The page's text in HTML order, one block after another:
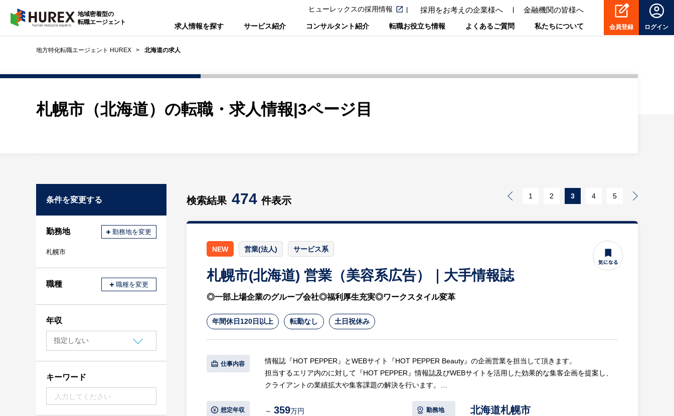
HUREX
地域密着型の
転職エージェント
ヒューレックスの採用情報 採用をお考えの企業様へ 金融機関の皆様へ
求人情報を探す サービス紹介 コンサルタント紹介 転職お役立ち情報 よくあるご質問 私たちについて 会員登録 ログイン
地方特化転職エージェント HUREX 北海道の求人
札幌市（北海道）の転職・求人情報|3ページ目
検索結果 474 件表示 1 2 3 4 5
NEW 営業(法人) サービス系
札幌市(北海道) 営業（美容系広告）｜大手情報誌
◎一部上場企業のグループ会社◎福利厚生充実◎ワークスタイル変革
年間休日120日以上 転勤なし 土日祝休み
仕事内容
情報誌『HOT PEPPER』とWEBサイト『HOT PEPPER Beauty』の企画営業を担当して頂きます。
担当するエリア内のに対して『HOT PEPPER』情報誌及びWEBサイトを活用した効果的な集客企画を提案し、
クライアントの業績拡大や集客課題の解決を行います。
【具体的には…】
想定年収 ～ 359万円 勤務地 北海道札幌市
条件を変更する
勤務地 勤務地を変更
札幌市
職種 職種を変更
年収
キーワード